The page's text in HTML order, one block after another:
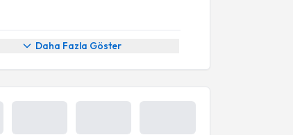
Daha Fazla Göster